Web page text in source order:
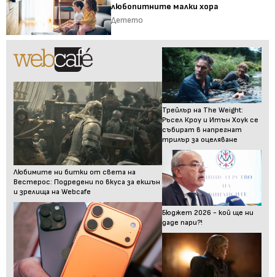
любопитните малки хора
Детето
Любимите ни битки от света на
Вестерос: Подредени по вкуса за екшън
и зрелища на Webcafe
Трейлър на The Weight:
Ръсел Кроу и Итън Хоук се
събират в напрегнат
трилър за оцеляване
Бюджет 2026 - кой ще ни
даде пари?!